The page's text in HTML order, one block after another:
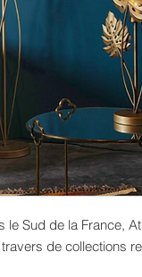
le Sud de la France,
de collections